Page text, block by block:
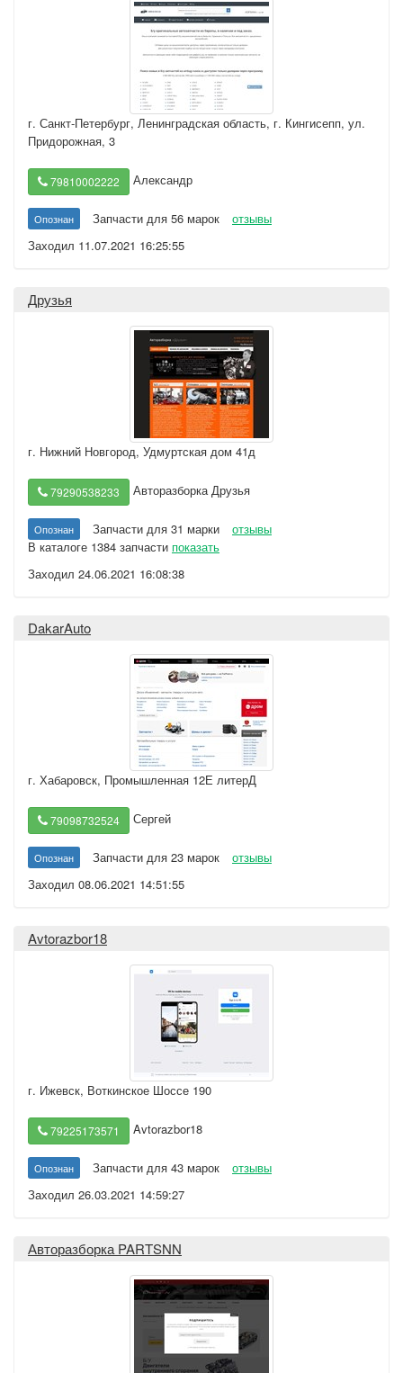
г. Санкт-Петербург, Ленинградская область, г. Кингисепп, ул.
Придорожная, 3
79810002222 Александр
Опознан Запчасти для 56 марок
отзывы
Заходил 11.07.2021 16:25:55
Друзья
г. Нижний Новгород, Удмуртская дом 41д
79290538233 Авторазборка Друзья
Опознан Запчасти для 31 марки
отзывы
В каталоге 1384 запчасти показать
Заходил 24.06.2021 16:08:38
DakarAuto
г. Хабаровск, Промышленная 12Е литерД
79098732524 Сергей
Опознан Запчасти для 23 марок
отзывы
Заходил 08.06.2021 14:51:55
Avtorazbor18
г. Ижевск, Воткинское Шоссе 190
79225173571 Avtorazbor18
Опознан Запчасти для 43 марок
отзывы
Заходил 26.03.2021 14:59:27
Авторазборка PARTSNN